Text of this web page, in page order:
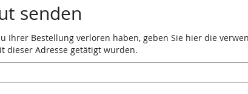
senden
Ihrer Bestellung verloren haben, geben Sie hier die
dieser Adresse getätigt wurden.